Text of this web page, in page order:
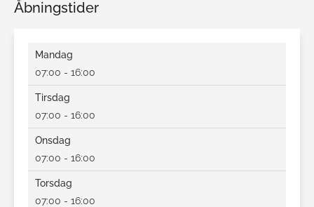
Åbningstider
Mandag
07:00 - 16:00
Tirsdag
07:00 - 16:00
Onsdag
07:00 - 16:00
Torsdag
07:00 - 16:00